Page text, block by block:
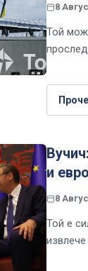
8
Той
и
8
Той е